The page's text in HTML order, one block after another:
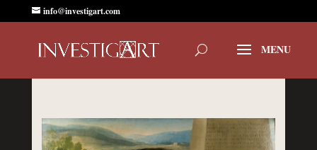
info@investigart.com